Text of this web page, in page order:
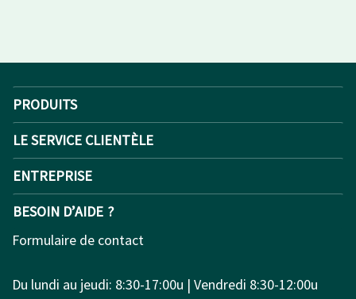
PRODUITS
LE SERVICE CLIENTÈLE
ENTREPRISE
BESOIN D’AIDE ?
Formulaire de contact
Du lundi au jeudi: 8:30-17:00u | Vendredi 8:30-12:00u